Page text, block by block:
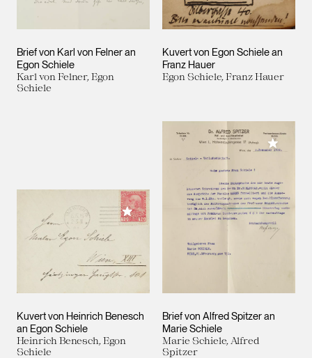
Brief von Karl von Felner an
Egon Schiele
Karl von Felner, Egon
Schiele
Kuvert von Egon Schiele an
Franz Hauer
Egon Schiele, Franz Hauer
Kuvert von Heinrich Benesch
an Egon Schiele
Heinrich Benesch, Egon
Schiele
Meiner Sammlung hinzufügen
Brief von Alfred Spitzer an
Marie Schiele
Marie Schiele, Alfred
Spitzer
Meiner